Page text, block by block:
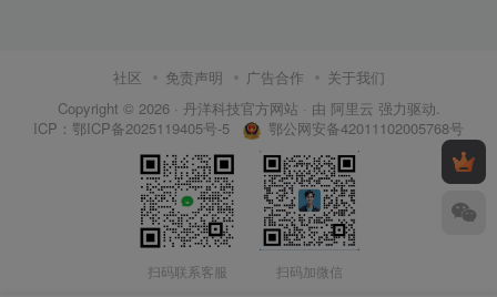
社区 免责声明 广告合作
关于我们
Copyright © 2026 · 丹洋科技官方网站 · 由 阿里云 强力驱动.
ICP： 鄂ICP备2025119405号-5 鄂公网安备42011102005768号
扫码联系客服 扫码加微信